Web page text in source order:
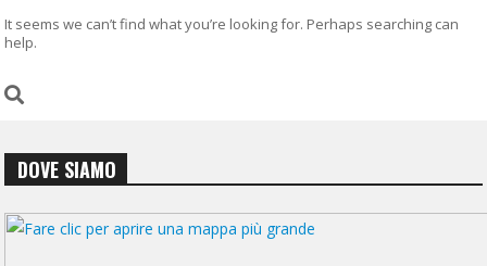
It seems we can’t find what you’re looking for. Perhaps searching can
help.
DOVE SIAMO